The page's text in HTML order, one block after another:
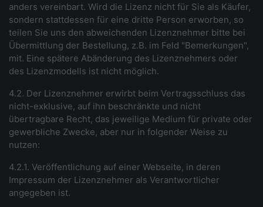
anders vereinbart. Wird die Lizenz nicht für Sie als Käufer,
sondern stattdessen für eine dritte Person erworben, so
teilen Sie uns den abweichenden Lizenznehmer bitte bei
Übermittlung der Bestellung, z.B. im Feld "Bemerkungen",
mit. Eine spätere Abänderung des Lizenznehmers oder
des Lizenzmodells ist nicht möglich.
4.2. Der Lizenznehmer erwirbt beim Vertragsschluss das
nicht-exklusive, auf ihn beschränkte und nicht
übertragbare Recht, das jeweilige Medium für private oder
gewerbliche Zwecke, aber nur in folgender Weise zu
nutzen:
4.2.1. Veröffentlichung auf einer Webseite, in deren
Impressum der Lizenznehmer als Verantwortlicher
angegeben ist.